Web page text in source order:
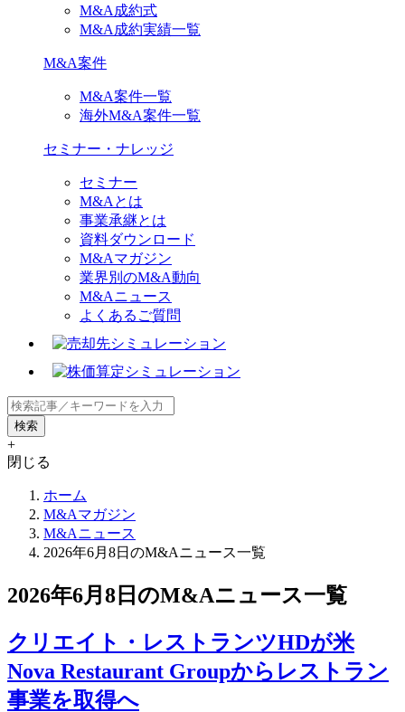
M&A成約式
M&A成約実績一覧
M&A案件
M&A案件一覧
海外M&A案件一覧
セミナー・ナレッジ
セミナー
M&Aとは
事業承継とは
資料ダウンロード
M&Aマガジン
業界別のM&A動向
M&Aニュース
よくあるご質問
+
閉じる
ホーム
M&Aマガジン
M&Aニュース
2026年6月8日のM&Aニュース一覧
2026年6月8日のM&Aニュース一覧
クリエイト・レストランツHDが米
Nova Restaurant Groupからレストラン
事業を取得へ